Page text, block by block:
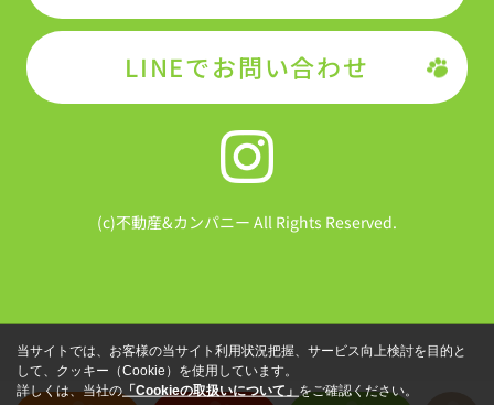
LINEでお問い合わせ
(c)不動産&カンパニー All Rights Reserved.
当サイトでは、お客様の当サイト利用状況把握、サービス向上検討を目的と
して、クッキー（Cookie）を使用しています。
詳しくは、当社の「Cookieの取扱いについて」 をご確認ください。